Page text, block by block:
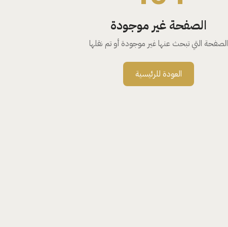
الصفحة غير موجودة
الصفحة التي تبحث عنها غير موجودة أو تم نقلها
العودة للرئيسية